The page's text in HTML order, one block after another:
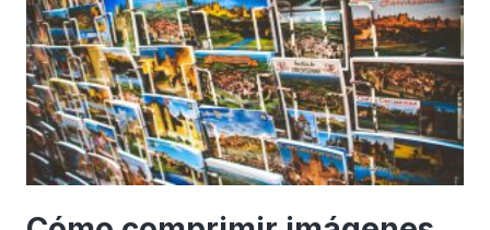
Markdown